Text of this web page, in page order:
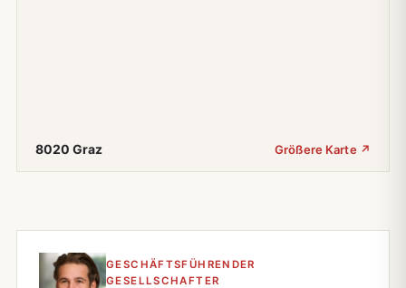
8020 Graz Größere Karte ↗
GESCHÄFTSFÜHRENDER
GESELLSCHAFTER